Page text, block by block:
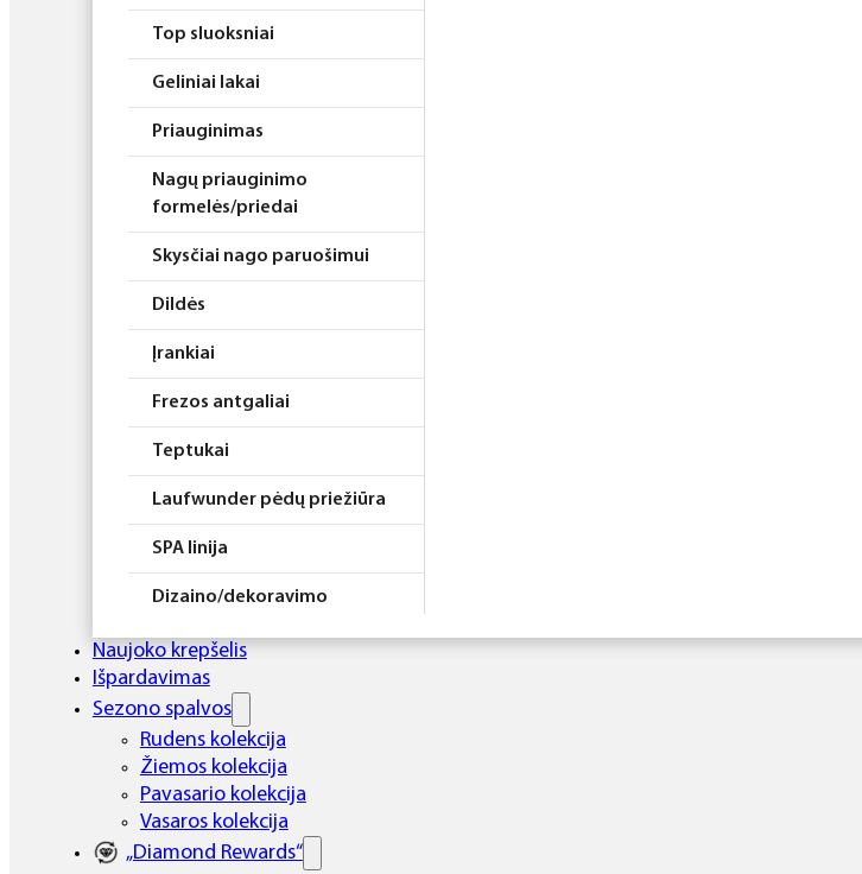
Top sluoksniai
Geliniai lakai
Priauginimas
Nagų priauginimo
formelės/priedai
Skysčiai nago paruošimui
Dildės
Įrankiai
Frezos antgaliai
Teptukai
Laufwunder pėdų priežiūra
SPA linija
Dizaino/dekoravimo
Elektros prietaisai
Higiena
Atributika
Rinkiniai
Naujoko krepšelis
Išpardavimas
Sezono spalvos
Rudens kolekcija
Žiemos kolekcija
Pavasario kolekcija
Vasaros kolekcija
„Diamond Rewards“